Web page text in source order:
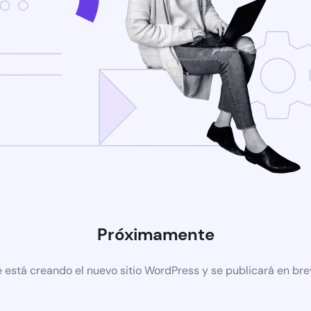
Próximamente
está creando el nuevo sitio WordPress y se publicará en